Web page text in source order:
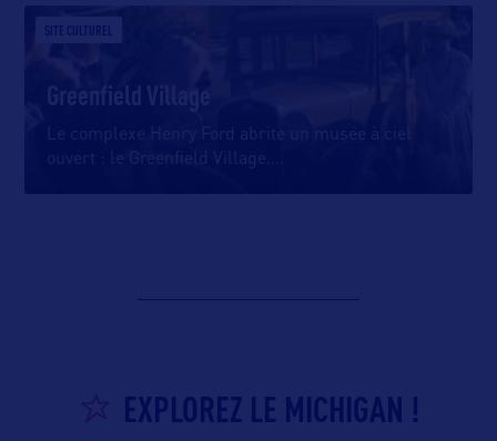
SITE CULTUREL
Greenfield Village
Le complexe Henry Ford abrite un musée à ciel
ouvert : le Greenfield Village.
EXPLOREZ LE MICHIGAN !